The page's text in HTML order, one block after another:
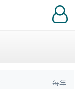
登
入
每年